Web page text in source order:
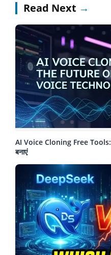
Read Next →
AI Voice Cloning Free Tools:
बनाएं